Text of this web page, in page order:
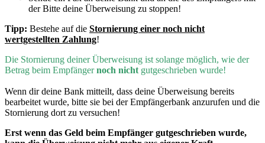
der Bitte deine Überweisung zu stoppen!
Tipp: Bestehe auf die Stornierung einer noch nicht
wertgestellten Zahlung!
Die Stornierung deiner Überweisung ist solange möglich, wie der
Betrag beim Empfängernoch nicht gutgeschrieben wurde!
Wenn dir deine Bank mitteilt, dass deine Überweisung bereits
bearbeitet wurde, bitte sie bei der Empfängerbank anzurufen und die
Stornierung dort zu versuchen!
Erst wenn das Geld beim Empfänger gutgeschrieben wurde,